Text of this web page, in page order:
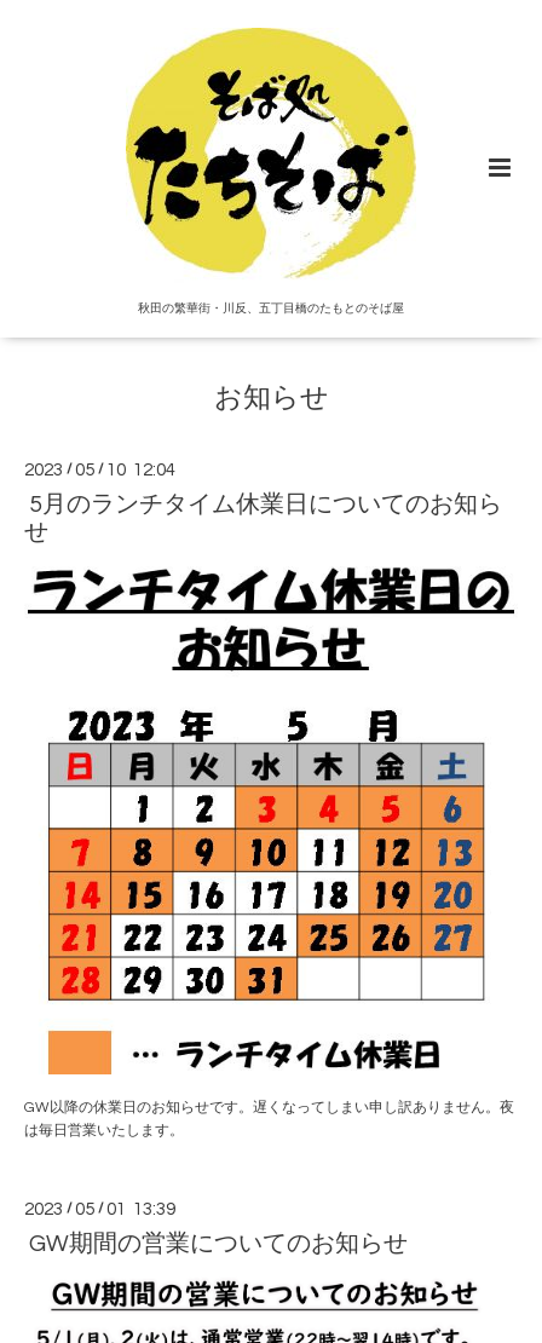
秋田の繁華街・川反、五丁目橋のたもとのそば屋
お知らせ
2023 /05 / 10 12:04
5月のランチタイム休業日についてのお知ら
せ
GW以降の休業日のお知らせです。遅くなってしまい申し訳ありません。夜
は毎日営業いたします。
2023 /05 /01 13:39
GW期間の営業についてのお知らせ